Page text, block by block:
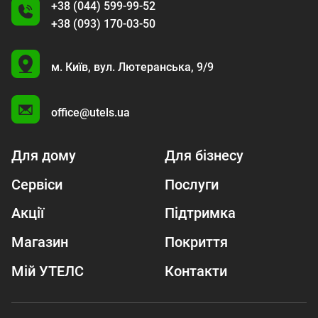
+38 (044) 599-99-52
+38 (093) 170-03-50
U
м. Київ, вул. Лютеранська, 9/9
office@utels.ua
Для дому
Для бізнесу
Сервіси
Послуги
Акції
Підтримка
Магазин
Покриття
Мій УТЕЛС
Контакти